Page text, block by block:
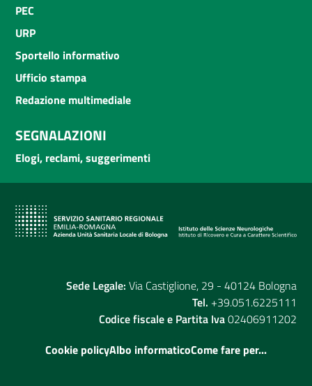
PEC
URP
Sportello informativo
Ufficio stampa
Redazione multimediale
SEGNALAZIONI
Elogi, reclami, suggerimenti
Sede Legale: Via Castiglione, 29 - 40124 Bologna
Tel. +39.051.6225111
Codice fiscale e Partita Iva02406911202
Cookie policyAlbo informaticoCome fare per...